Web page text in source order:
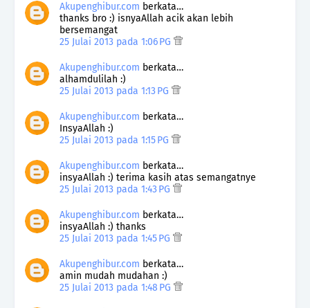
Akupenghibur.com berkata…
thanks bro :) isnyaAllah acik akan lebih
bersemangat
25 Julai 2013 pada 1:06 PG
Akupenghibur.com berkata…
alhamdulilah :)
25 Julai 2013 pada 1:13 PG
Akupenghibur.com berkata…
InsyaAllah :)
25 Julai 2013 pada 1:15 PG
Akupenghibur.com berkata…
insyaAllah :) terima kasih atas semangatnye
25 Julai 2013 pada 1:43 PG
Akupenghibur.com berkata…
insyaAllah :) thanks
25 Julai 2013 pada 1:45 PG
Akupenghibur.com berkata…
amin mudah mudahan :)
25 Julai 2013 pada 1:48 PG